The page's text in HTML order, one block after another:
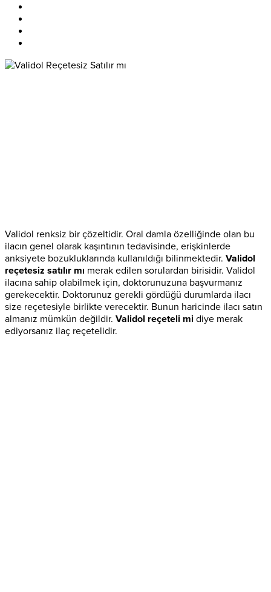
Validol renksiz bir çözeltidir. Oral damla özelliğinde olan bu
ilacın genel olarak kaşıntının tedavisinde, erişkinlerde
anksiyete bozukluklarında kullanıldığı bilinmektedir. Validol
reçetesiz satılır mı merak edilen sorulardan birisidir. Validol
ilacına sahip olabilmek için, doktorunuzuna başvurmanız
gerekecektir. Doktorunuz gerekli gördüğü durumlarda ilacı
size reçetesiyle birlikte verecektir. Bunun haricinde ilacı satın
almanız mümkün değildir. Validol reçeteli mi diye merak
ediyorsanız ilaç reçetelidir.